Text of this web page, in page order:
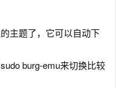
主题了，它可以自动下
burg-emu来切换比较